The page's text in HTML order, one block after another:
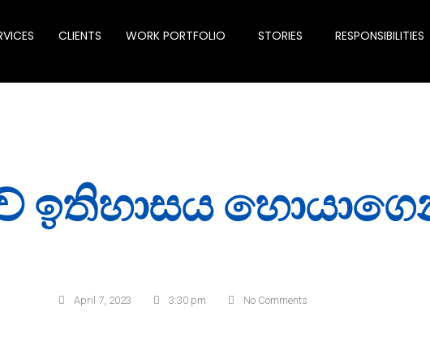
CLIENTS WORK PORTFOLIO STORIES RESPONSIBILITIES
ඉතිහාසය
April 7, 2023 3:30 pm No Comments